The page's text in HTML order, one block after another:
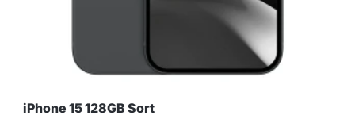
iPhone 15 128GB Sort